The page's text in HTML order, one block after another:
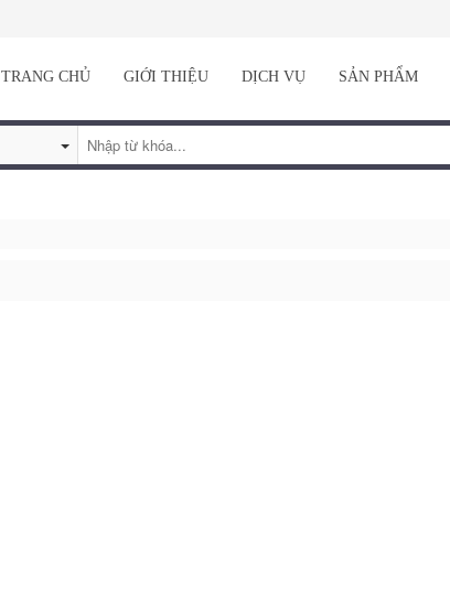
TRANG CHỦ GIỚI THIỆU DỊCH VỤ SẢN PHẨM